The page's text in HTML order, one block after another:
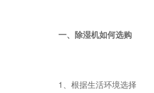
一、除湿机如何选购
1、根据生活环境选择